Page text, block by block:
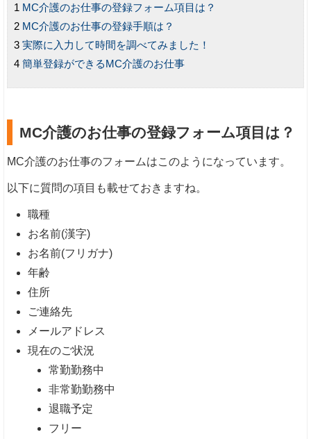
MC介護のお仕事の登録フォーム項目は？
MC介護のお仕事の登録手順は？
実際に入力して時間を調べてみました！
簡単登録ができるMC介護のお仕事
MC介護のお仕事の登録フォーム項目は？
MC介護のお仕事のフォームはこのようになっています。
以下に質問の項目も載せておきますね。
職種
お名前(漢字)
お名前(フリガナ)
年齢
住所
ご連絡先
メールアドレス
現在のご状況
常勤勤務中
非常勤勤務中
退職予定
フリー